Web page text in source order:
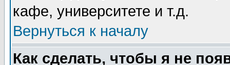
кафе, университете и т.д.
Вернуться к началу
Как сделать, чтобы я не